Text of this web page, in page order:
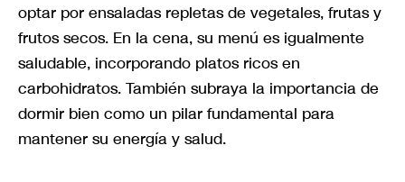
optar por ensaladas repletas de vegetales, frutas y
frutos secos. En la cena, su menú es igualmente
saludable, incorporando platos ricos en
carbohidratos. También subraya la importancia de
dormir bien como un pilar fundamental para
mantener su energía y salud.